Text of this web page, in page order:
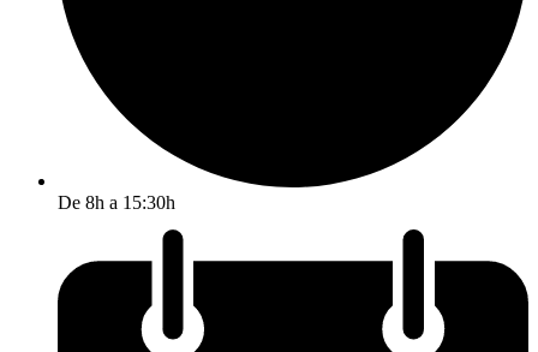
De 8h a 15:30h